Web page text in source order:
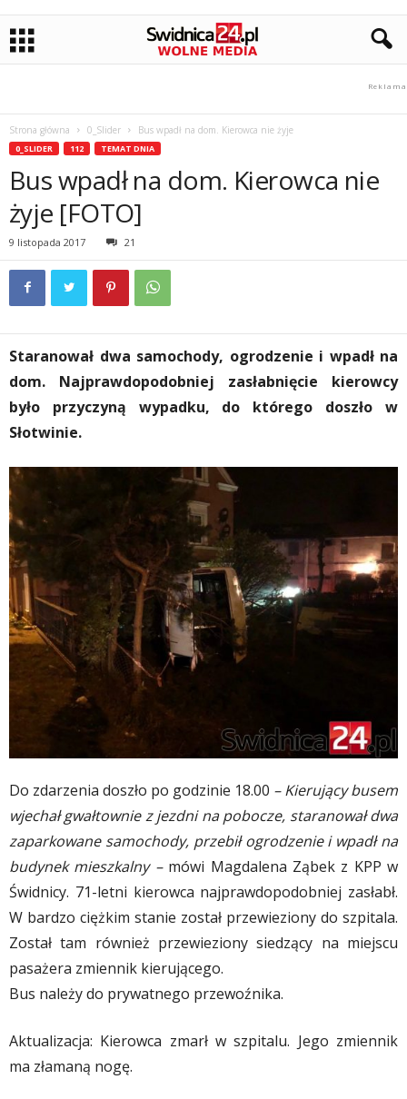
Strona główna 0_Slider Bus wpadł na dom. Kierowca nie żyje
0_SLIDER 112 TEMAT DNIA
Bus wpadł na dom. Kierowca nie
żyje [FOTO]
9 listopada 2017 21
Staranował dwa samochody, ogrodzenie i wpadł na
dom. Najprawdopodobniej zasłabnięcie kierowcy
było przyczyną wypadku, do którego doszło w
Słotwinie.
Do zdarzenia doszło po godzinie 18.00 – Kierujący busem
wjechał gwałtownie z jezdni na pobocze, staranował dwa
zaparkowane samochody, przebił ogrodzenie i wpadł na
budynek mieszkalny –mówi Magdalena Ząbek z KPP w
Świdnicy. 71-letni kierowca najprawdopodobniej zasłabł.
W bardzo ciężkim stanie został przewieziony do szpitala.
Został tam również przewieziony siedzący na miejscu
pasażera zmiennik kierującego.
Bus należy do prywatnego przewoźnika.
Aktualizacja: Kierowca zmarł w szpitalu. Jego zmiennik
ma złamaną nogę.